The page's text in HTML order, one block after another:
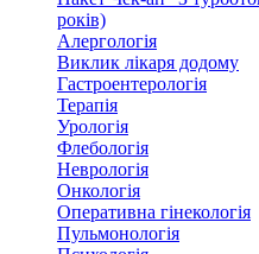
років)
Алергологія
Виклик лікаря додому
Гастроентерологія
Терапія
Урологія
Флебологія
Неврологія
Онкологія
Оперативна гінекологія
Пульмонологія